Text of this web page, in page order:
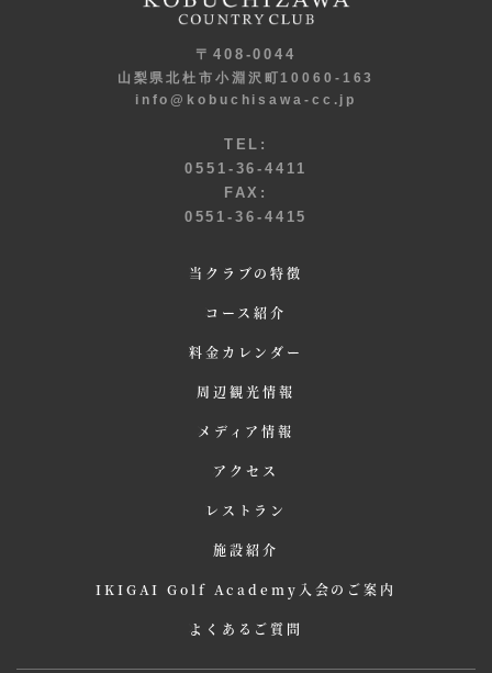
〒408-0044
山梨県北杜市小淵沢町10060-163
info@kobuchisawa-cc.jp
TEL:
0551-36-4411
FAX:
0551-36-4415
当クラブの特徴
コース紹介
料金カレンダー
周辺観光情報
メディア情報
アクセス
レストラン
施設紹介
IKIGAI Golf Academy入会のご案内
よくあるご質問